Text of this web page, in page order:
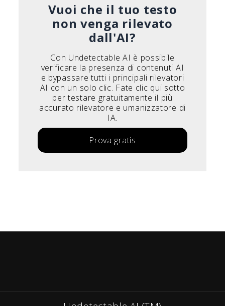
Vuoi che il tuo testo
non venga rilevato
dall'AI?
Con Undetectable AI è possibile
verificare la presenza di contenuti AI
e bypassare tutti i principali rilevatori
AI con un solo clic. Fate clic qui sotto
per testare gratuitamente il più
accurato rilevatore e umanizzatore di
IA.
Prova gratis